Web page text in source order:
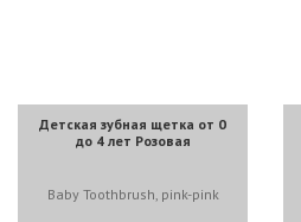
Детская зубная щетка от 0
до 4 лет Розовая
Baby Toothbrush, pink-pink